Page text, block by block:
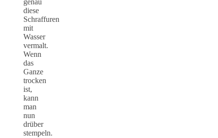
diese
Schraffuren
mit
Wasser
vermalt.
Wenn
das
Ganze
trocken
ist,
kann
man
nun
drüber
stempeln.